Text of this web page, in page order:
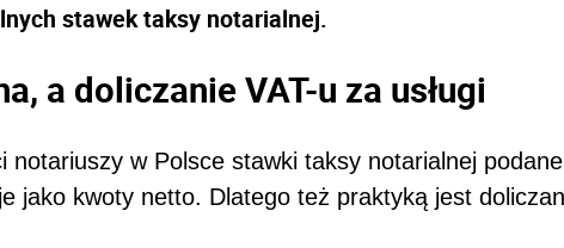
stawek taksy notarialnej.
a doliczanie VAT-u za usługi
notariuszy w Polsce stawki taksy notarialnej
jako kwoty netto. Dlatego też praktyką jest